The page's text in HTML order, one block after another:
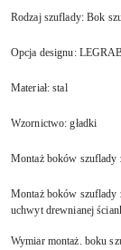
Rodzaj szuflady: Bok
Opcja designu:
Materiał: stal
Wzornictwo: gładki
Montaż boków
Montaż boków szuflady
uchwyt drewnianej
Wymiar montaż. boku